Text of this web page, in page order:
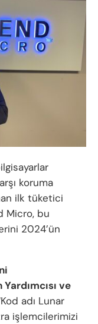
koruma
ilk tüketici
Micro, bu
2024’ün
ve
adı Lunar
işlemcilerimizi